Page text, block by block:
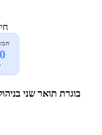
בוגרת תואר שני